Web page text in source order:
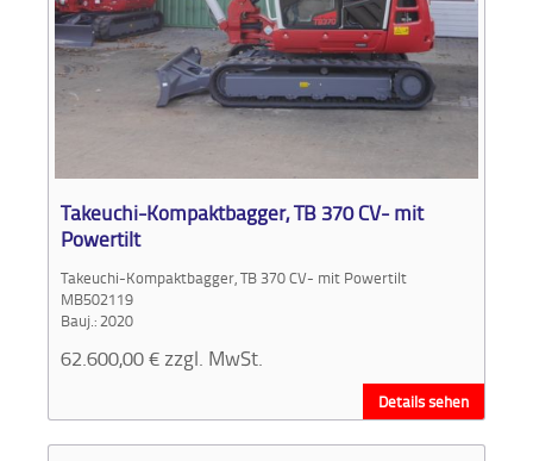
Takeuchi-Kompaktbagger, TB 370 CV- mit
Powertilt
Takeuchi-Kompaktbagger, TB 370 CV- mit Powertilt
MB502119
Bauj.: 2020
62.600,00€ zzgl. MwSt.
Details sehen